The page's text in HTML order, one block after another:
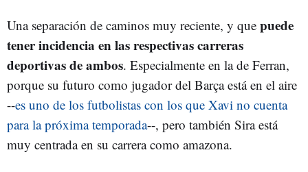
Una separación de caminos muy reciente, y que puede
tener incidencia en las respectivas carreras
deportivas de ambos. Especialmente en la de Ferran,
porque su futuro como jugador del Barça está en el aire
--es uno de los futbolistas con los que Xavi no cuenta
para la próxima temporada--, pero también Sira está
muy centrada en su carrera como amazona.